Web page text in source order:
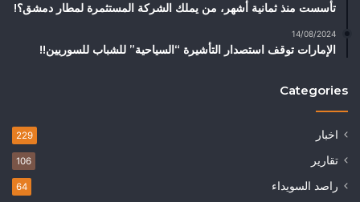
تأسست منذ ثمانية أشهر، من يملك الشركة المستثمرة لمطار دمشق؟!
14/08/2024
الإمارات توقف استصدار التأشيرة “السياحية” للشباب للسوريين!!
Categories
اخبار 229
تقارير 106
راصد السويداء 64